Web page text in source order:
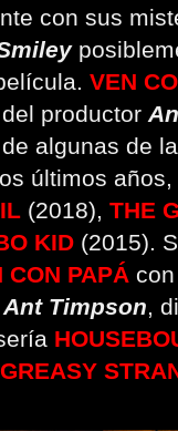
con sus
VEN
productor
algunas de
últimos
(2018), THE
KID (2015).
CON PAPÁ
Ant Timpson,